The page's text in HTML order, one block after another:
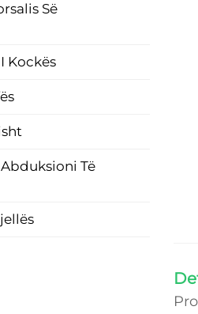
Së
Kockës
Të